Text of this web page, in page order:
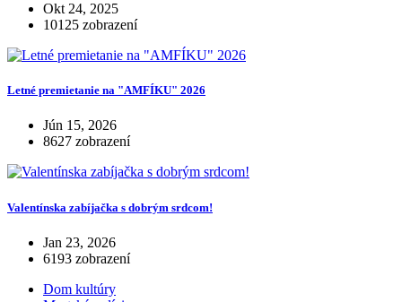
Okt 24, 2025
10125 zobrazení
Letné premietanie na "AMFÍKU" 2026
Jún 15, 2026
8627 zobrazení
Valentínska zabíjačka s dobrým srdcom!
Jan 23, 2026
6193 zobrazení
Dom kultúry